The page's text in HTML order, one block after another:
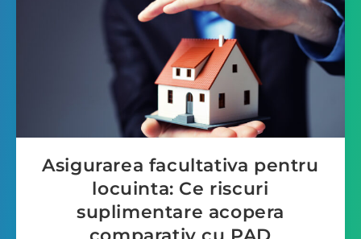
Asigurarea facultativa pentru
locuinta: Ce riscuri
suplimentare acopera